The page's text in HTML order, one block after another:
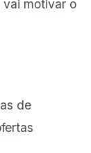
vai motivar o
de